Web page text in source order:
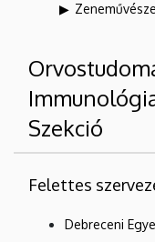
Szekció
Felettes
Debreceni